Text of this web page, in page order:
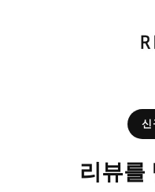
신
리뷰를